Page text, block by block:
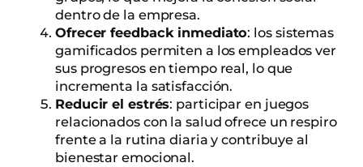
dentro de la empresa.
Ofrecer feedback inmediato: los sistemas
gamificados permiten a los empleados ver
sus progresos en tiempo real, lo que
incrementa la satisfacción.
Reducir el estrés: participar en juegos
relacionados con la salud ofrece un respiro
frente a la rutina diaria y contribuye al
bienestar emocional.